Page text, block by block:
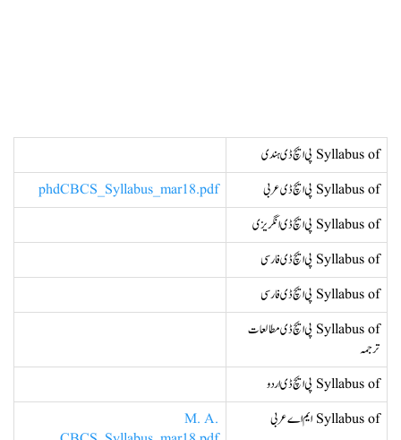
Syllabus of پی ایچ ڈی ہندی
Syllabus of پی ایچ ڈی عربی
phdCBCS_Syllabus_mar18.pdf
Syllabus of پی ایچ ڈی انگریزی
Syllabus of پی ایچ ڈی فارسی
Syllabus of پی ایچ ڈی فارسی
Syllabus of پی ایچ ڈی مطالعات
ترجمہ
Syllabus of پی ایچ ڈی اردو
Syllabus of ایم اے عربی
M. A.